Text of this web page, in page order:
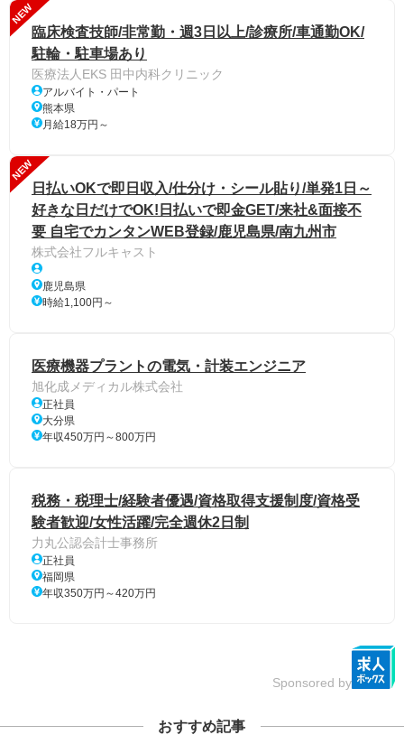
NEW
臨床検査技師/非常勤・週3日以上/診療所/車通勤OK/
駐輪・駐車場あり
医療法人EKS 田中内科クリニック
アルバイト・パート
熊本県
月給18万円～
NEW
日払いOKで即日収入/仕分け・シール貼り/単発1日～
好きな日だけでOK!日払いで即金GET/来社&面接不
要 自宅でカンタンWEB登録/鹿児島県/南九州市
株式会社フルキャスト
鹿児島県
時給1,100円～
医療機器プラントの電気・計装エンジニア
旭化成メディカル株式会社
正社員
大分県
年収450万円～800万円
税務・税理士/経験者優遇/資格取得支援制度/資格受
験者歓迎/女性活躍/完全週休2日制
力丸公認会計士事務所
正社員
福岡県
年収350万円～420万円
Sponsored by
おすすめ記事